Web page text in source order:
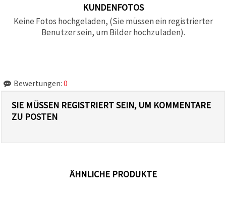
KUNDENFOTOS
Keine Fotos hochgeladen, (Sie müssen ein registrierter
Benutzer sein, um Bilder hochzuladen).
Bewertungen: 0
SIE MÜSSEN REGISTRIERT SEIN, UM KOMMENTARE
ZU POSTEN
ÄHNLICHE PRODUKTE